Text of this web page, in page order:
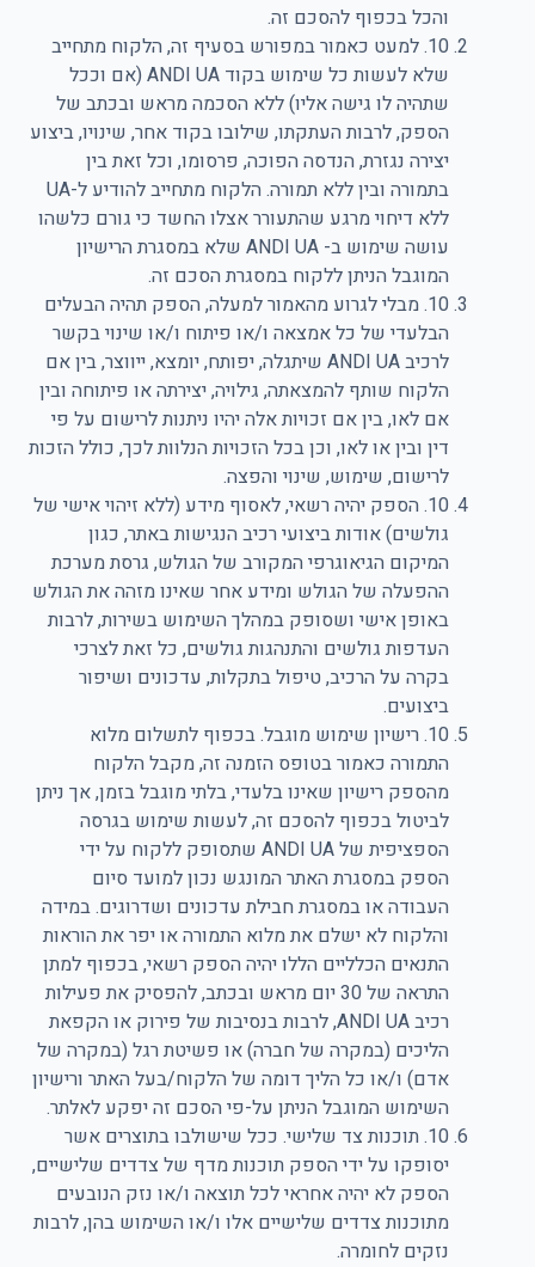
והכל בכפוף להסכם זה.
10. למעט כאמור במפורש בסעיף זה, הלקוח מתחייב
שלא לעשות כל שימוש בקוד ANDI UA (אם וככל
שתהיה לו גישה אליו) ללא הסכמה מראש ובכתב של
הספק, לרבות העתקתו, שילובו בקוד אחר, שינויו, ביצוע
יצירה נגזרת, הנדסה הפוכה, פרסומו, וכל זאת בין
בתמורה ובין ללא תמורה. הלקוח מתחייב להודיע ל-UA
ללא דיחוי מרגע שהתעורר אצלו החשד כי גורם כלשהו
עושה שימוש ב- ANDI UA שלא במסגרת הרישיון
המוגבל הניתן ללקוח במסגרת הסכם זה.
10. מבלי לגרוע מהאמור למעלה, הספק תהיה הבעלים
הבלעדי של כל אמצאה ו/או פיתוח ו/או שינוי בקשר
לרכיב ANDI UA שיתגלה, יפותח, יומצא, ייווצר, בין אם
הלקוח שותף להמצאתה, גילויה, יצירתה או פיתוחה ובין
אם לאו, בין אם זכויות אלה יהיו ניתנות לרישום על פי
דין ובין או לאו, וכן בכל הזכויות הנלוות לכך, כולל הזכות
לרישום, שימוש, שינוי והפצה.
10. הספק יהיה רשאי, לאסוף מידע (ללא זיהוי אישי של
גולשים) אודות ביצועי רכיב הנגישות באתר, כגון
המיקום הגיאוגרפי המקורב של הגולש, גרסת מערכת
ההפעלה של הגולש ומידע אחר שאינו מזהה את הגולש
באופן אישי ושסופק במהלך השימוש בשירות, לרבות
העדפות גולשים והתנהגות גולשים, כל זאת לצרכי
בקרה על הרכיב, טיפול בתקלות, עדכונים ושיפור
ביצועים.
10. רישיון שימוש מוגבל. בכפוף לתשלום מלוא
התמורה כאמור בטופס הזמנה זה, מקבל הלקוח
מהספק רישיון שאינו בלעדי, בלתי מוגבל בזמן, אך ניתן
לביטול בכפוף להסכם זה, לעשות שימוש בגרסה
הספציפית של ANDI UA שתסופק ללקוח על ידי
הספק במסגרת האתר המונגש נכון למועד סיום
העבודה או במסגרת חבילת עדכונים ושדרוגים. במידה
והלקוח לא ישלם את מלוא התמורה או יפר את הוראות
התנאים הכלליים הללו יהיה הספק רשאי, בכפוף למתן
התראה של 30 יום מראש ובכתב, להפסיק את פעילות
רכיב ANDI UA, לרבות בנסיבות של פירוק או הקפאת
הליכים (במקרה של חברה) או פשיטת רגל (במקרה של
אדם) ו/או כל הליך דומה של הלקוח/בעל האתר ורישיון
השימוש המוגבל הניתן על-פי הסכם זה יפקע לאלתר.
10. תוכנות צד שלישי. ככל שישולבו בתוצרים אשר
יסופקו על ידי הספק תוכנות מדף של צדדים שלישיים,
הספק לא יהיה אחראי לכל תוצאה ו/או נזק הנובעים
מתוכנות צדדים שלישיים אלו ו/או השימוש בהן, לרבות
נזקים לחומרה.